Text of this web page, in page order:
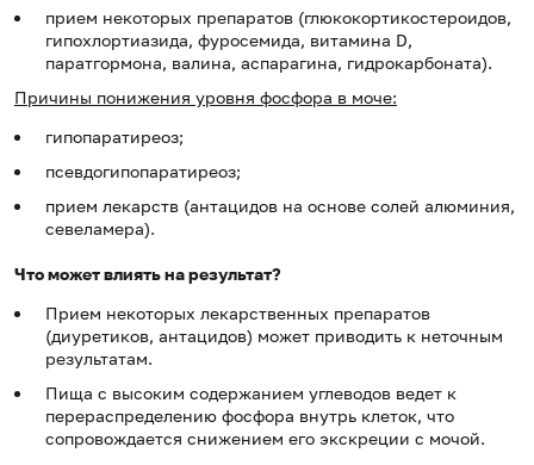
прием некоторых препаратов (глюкокортикостероидов,
гипохлортиазида, фуросемида, витамина D,
паратгормона, валина, аспарагина, гидрокарбоната).
Причины понижения уровня фосфора в моче:
гипопаратиреоз;
псевдогипопаратиреоз;
прием лекарств (антацидов на основе солей алюминия,
севеламера).
Что может влиять на результат?
Прием некоторых лекарственных препаратов
(диуретиков, антацидов) может приводить к неточным
результатам.
Пища с высоким содержанием углеводов ведет к
перераспределению фосфора внутрь клеток, что
сопровождается снижением его экскреции с мочой.